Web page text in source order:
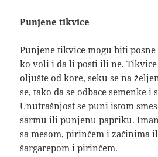
Punjene tikvice
Punjene tikvice mogu biti
ko voli i da li posti ili ne. Tikvice
oljušte od kore, seku se na
se, tako da se odbace semenke i
Unutrašnjost se puni istom
sarmu ili punjenu papriku.
sa mesom, pirinčem i začinima
šargarepom i pirinčem.